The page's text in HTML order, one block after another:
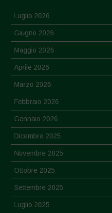
Luglio 2026
Giugno 2026
Maggio 2026
Aprile 2026
Marzo 2026
Febbraio 2026
Gennaio 2026
Dicembre 2025
Novembre 2025
Ottobre 2025
Settembre 2025
Luglio 2025